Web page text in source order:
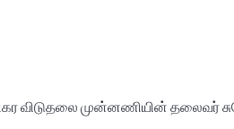
விடுதலை முன்னணியின் தலைவர்